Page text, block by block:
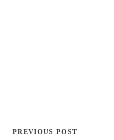
PREVIOUS POST